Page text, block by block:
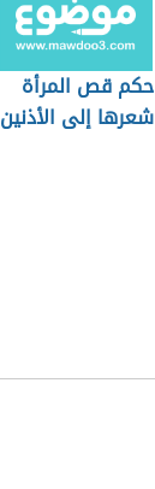
حكم قص المرأة
شعرها إلى الأذنين